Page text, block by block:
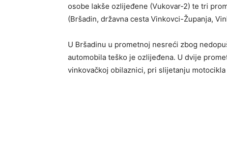
osobe lakše ozlijeđene (Vukovar-2) te tri
(Bršadin, državna cesta Vinkovci-Županja,
U Bršadinu u prometnoj nesreći zbog
automobila teško je ozlijeđena. U dvije
vinkovačkoj obilaznici, pri slijetanju